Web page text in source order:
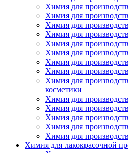
Химия для
Химия для
Химия для
Химия для
Химия для
Химия для
Химия для
Химия для
Химия для
косметики
Химия для
Химия для
Химия для
Химия для
Химия для
Химия для лакокрасочной